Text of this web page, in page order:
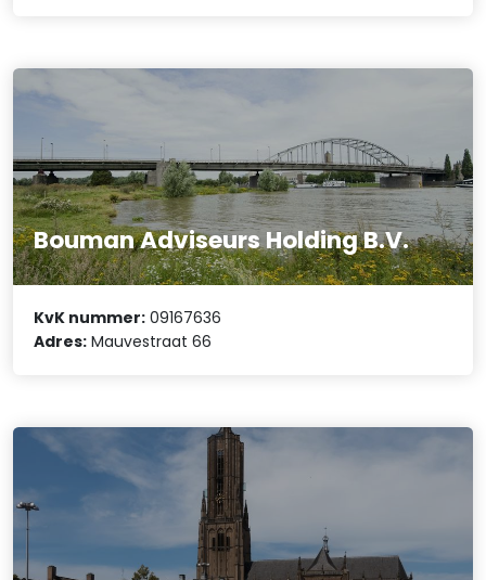
Bouman Adviseurs Holding B.V.
KvK nummer: 09167636
Adres: Mauvestraat 66